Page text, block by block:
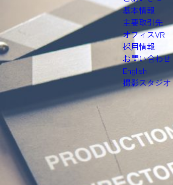
基本情報
主要取引先
オフィスVR
採用情報
お問い合わせ
English
撮影スタジオ